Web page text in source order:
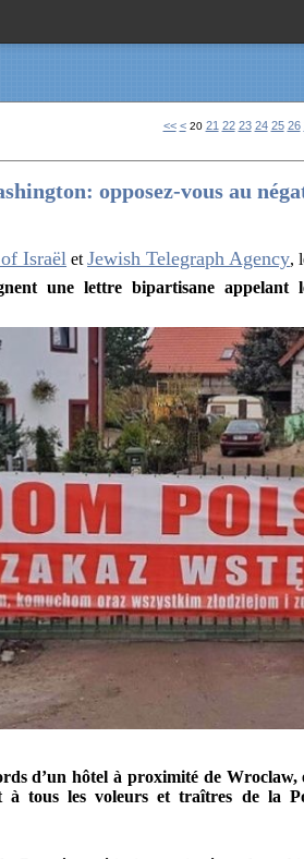
<< < 10
20 21 22 23 24 25 26
opposez-vous au
Israël etJewish Telegraph Agency,
une lettre bipartisane
d’un hôtel à proximité de Wroclaw,
à tous les voleurs et traîtres de la